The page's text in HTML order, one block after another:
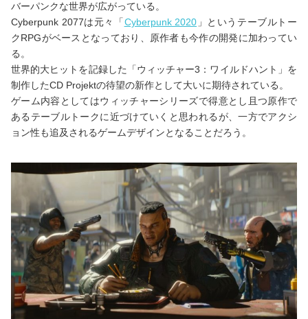
バーパンクな世界が広がっている。
Cyberpunk 2077は元々「Cyberpunk 2020 」というテーブルトー
クRPGがベースとなっており、原作者も今作の開発に加わってい
る。
世界的大ヒットを記録した「ウィッチャー3：ワイルドハント」を
制作したCD Projektの待望の新作として大いに期待されている。
ゲーム内容としてはウィッチャーシリーズで得意とし且つ原作で
あるテーブルトークに近づけていくと思われるが、一方でアクシ
ョン性も追及されるゲームデザインとなることだろう。